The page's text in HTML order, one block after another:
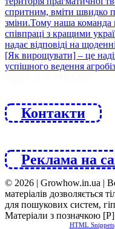
Контакти
Реклама на
© 2026 | Growhow.in.ua |
матеріалів дозволяється
для пошукових систем,
Матеріали з позначкою
HTML Snippets